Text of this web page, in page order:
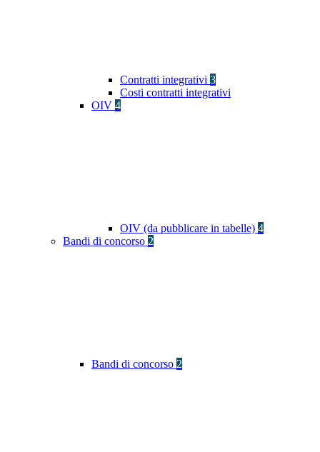
Contratti integrativi 3
Costi contratti integrativi
OIV 4
OIV (da pubblicare in tabelle) 4
Bandi di concorso 2
Bandi di concorso 2